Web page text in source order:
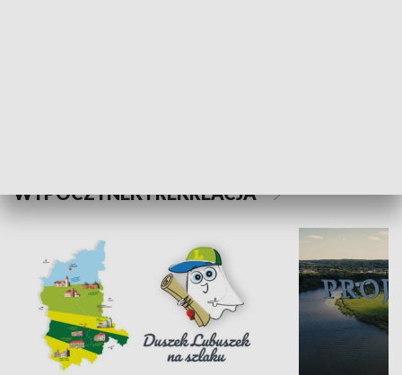
WYPOCZYNEK I REKREACJA